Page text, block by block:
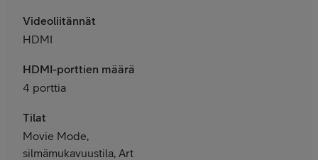
Videoliitännät
HDMI
HDMI-porttien määrä
4 porttia
Tilat
Movie Mode,
silmämukavuustila, Art